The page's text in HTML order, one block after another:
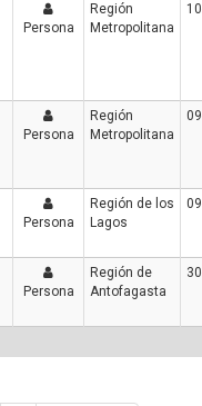
Persona
Región
Metropolitana
Persona
Región
Metropolitana
Persona
Región de los
Lagos
Persona
Región de
Antofagasta